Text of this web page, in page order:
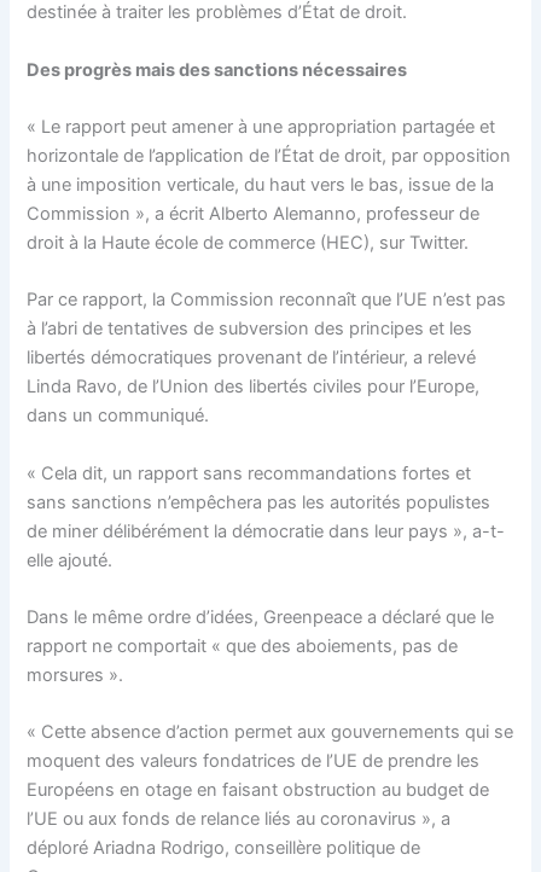
destinée à traiter les problèmes d’État de droit.
Des progrès mais des sanctions nécessaires
« Le rapport peut amener à une appropriation partagée et
horizontale de l’application de l’État de droit, par opposition
à une imposition verticale, du haut vers le bas, issue de la
Commission », a écrit Alberto Alemanno, professeur de
droit à la Haute école de commerce (HEC), sur Twitter.
Par ce rapport, la Commission reconnaît que l’UE n’est pas
à l’abri de tentatives de subversion des principes et les
libertés démocratiques provenant de l’intérieur, a relevé
Linda Ravo, de l’Union des libertés civiles pour l’Europe,
dans un communiqué.
« Cela dit, un rapport sans recommandations fortes et
sans sanctions n’empêchera pas les autorités populistes
de miner délibérément la démocratie dans leur pays », a-t-
elle ajouté.
Dans le même ordre d’idées, Greenpeace a déclaré que le
rapport ne comportait « que des aboiements, pas de
morsures ».
« Cette absence d’action permet aux gouvernements qui se
moquent des valeurs fondatrices de l’UE de prendre les
Européens en otage en faisant obstruction au budget de
l’UE ou aux fonds de relance liés au coronavirus », a
déploré Ariadna Rodrigo, conseillère politique de